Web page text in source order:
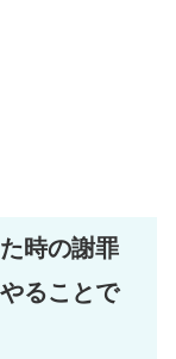
時の謝罪
ることで